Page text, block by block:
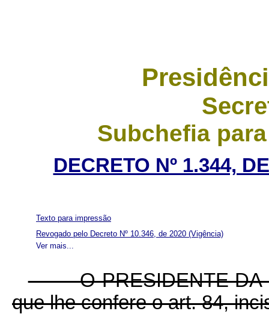
Subchefia
DECRETO Nº 1.344,
Ver mais...
Texto para impressão
Revogado pelo Decreto Nº 10.346, de 2020 (Vigência)
O PRESIDENTE DA
que lhe confere o art. 84,